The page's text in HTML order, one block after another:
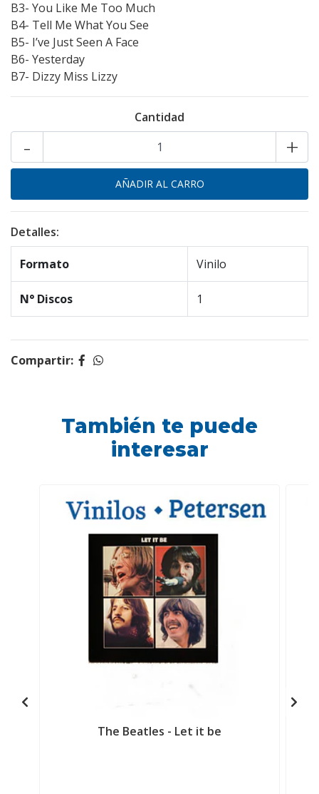
B3- You Like Me Too Much
B4- Tell Me What You See
B5- I’ve Just Seen A Face
B6- Yesterday
B7- Dizzy Miss Lizzy
Cantidad
+
-
Detalles:
Formato Vinilo
N° Discos 1
Compartir:
También te puede
interesar
The Beatles - Let it be